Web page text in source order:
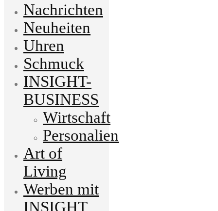
Nachrichten
Neuheiten
Uhren
Schmuck
INSIGHT-
BUSINESS
Wirtschaft
Personalien
Art of
Living
Werben mit
INSIGHT